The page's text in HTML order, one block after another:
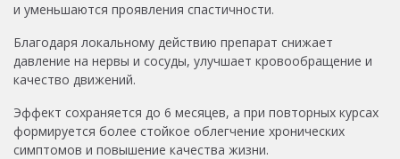
и уменьшаются проявления спастичности.
Благодаря локальному действию препарат снижает
давление на нервы и сосуды, улучшает кровообращение и
качество движений.
Эффект сохраняется до 6 месяцев, а при повторных курсах
формируется более стойкое облегчение хронических
симптомов и повышение качества жизни.